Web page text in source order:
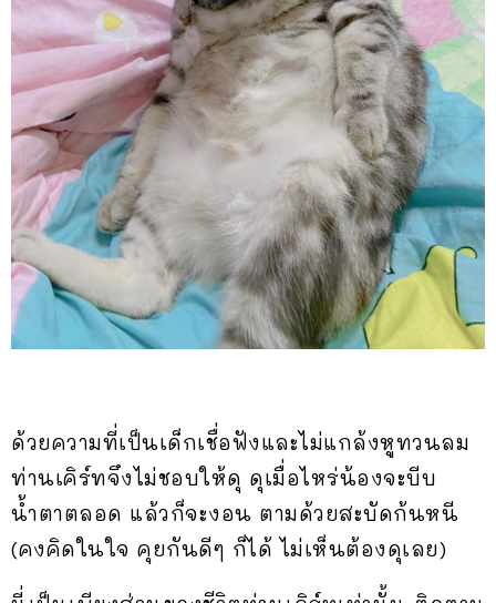
ด้วยความที่เป็นเด็กเชื่อฟังและไม่แกล้งหูทวนลม
ท่านเคิร์ทจึงไม่ชอบให้ดุ ดุเมื่อไหร่น้องจะบีบ
น้ำตาตลอด แล้วก็จะงอน ตามด้วยสะบัดก้นหนี
(คงคิดในใจ คุยกันดีๆ ก็ได้ ไม่เห็นต้องดุเลย)